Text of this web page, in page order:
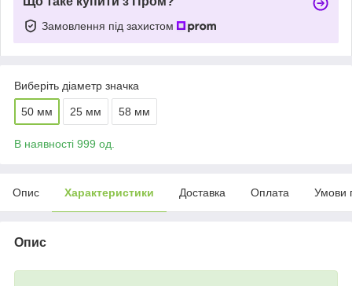
Замовлення під захистом
Виберіть діаметр значка
50 мм 25 мм 58 мм
В наявності 999 од.
Опис Характеристики Доставка Оплата Умови
Опис